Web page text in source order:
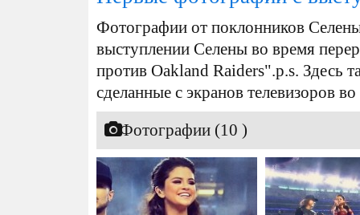
Фотографии от поклонников
выступлении Селены во время
против Oakland Raiders".p.s. Здесь
сделанные с экранов телевизоров
Фотографии (10 )